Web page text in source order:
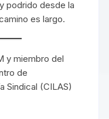
podrido desde la
es largo.
y miembro del
de
Sindical (CILAS)